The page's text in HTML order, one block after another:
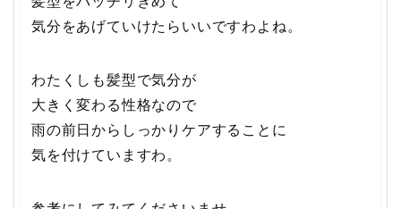
気分をあげていけたらいいですわよね。
わたくしも髪型で気分が
大きく変わる性格なので
雨の前日からしっかりケアすることに
気を付けていますわ。